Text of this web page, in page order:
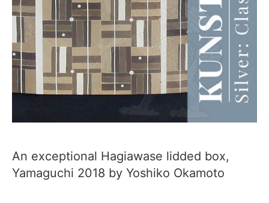
An exceptional Hagiawase lidded box,
Yamaguchi 2018 by Yoshiko Okamoto